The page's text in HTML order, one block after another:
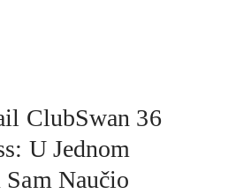
ClubSwan 36
U Jednom
Naučio